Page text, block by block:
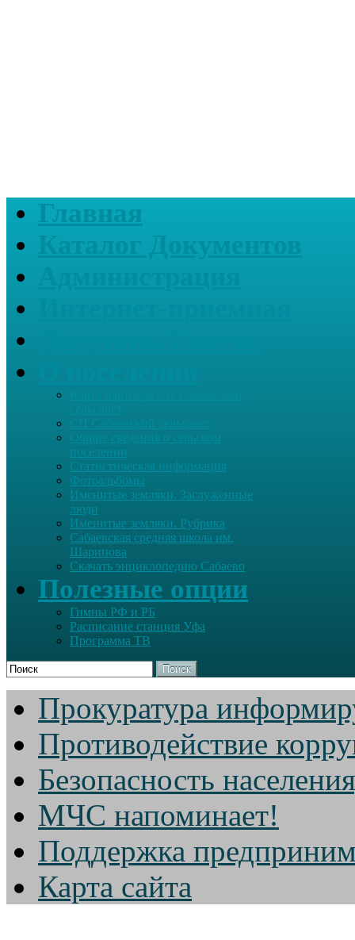
Главная
Общие сведения о сельском
поселении
Статистическая информация
Фотоальбомы
Именитые земляки. Заслуженные
люди
Именитые земляки. Рубрика
Сабаевская средняя школа им.
Шарипова
Скачать энциклопедию Сабаево
Полезные опции
Гимны РФ и РБ
Расписание станция Уфа
Программа ТВ
Поиск
Прокуратура
Противодействие
Безопасность
МЧС напоминает!
Поддержка
Карта сайта